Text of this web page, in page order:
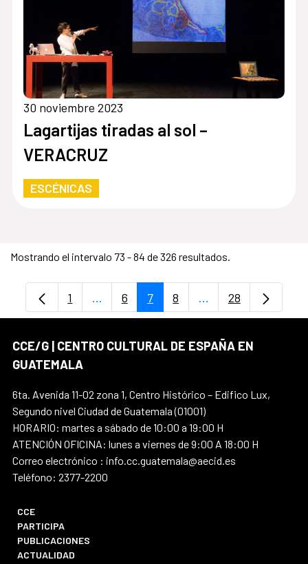
30 noviembre 2023
Lagartijas tiradas al sol –
VERACRUZ
ESCÉNICAS
Mostrando el intervalo 73 - 84 de 326 resultados.
Página
1 ...Páginas intermedias Use TAB para
Página
6 Página
7 Página
8 ...PáginasPágina
28
CCE/G | CENTRO CULTURAL DE ESPAÑA EN
GUATEMALA
6ta. Avenida 11-02 zona 1, Centro Histórico – Edifico Lux,
Segundo nivel Ciudad de Guatemala (01001)
HORARIO: martes a sábado de 10:00 a 19:00 H
ATENCIÓN OFICINA: lunes a viernes de 9:00 A 18:00 H
Correo electrónico : info.cc.guatemala@aecid.es
Teléfono: 2377-2200
CCE
PARTICIPA
PUBLICACIONES
ACTUALIDAD